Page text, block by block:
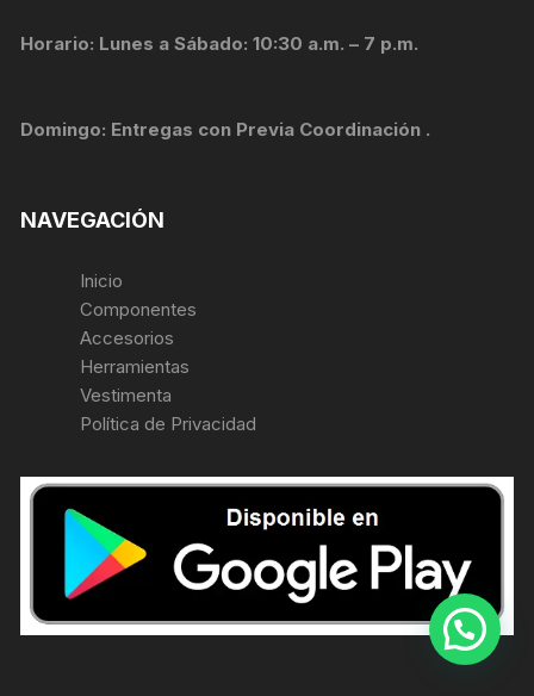
Horario: Lunes a Sábado: 10:30 a.m. – 7 p.m.
Domingo: Entregas con Previa Coordinación .
NAVEGACIÓN
Inicio
Componentes
Accesorios
Herramientas
Vestimenta
Política de Privacidad